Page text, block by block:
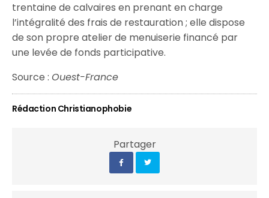
trentaine de calvaires en prenant en charge
l’intégralité des frais de restauration ; elle dispose
de son propre atelier de menuiserie financé par
une levée de fonds participative.
Source :Ouest-France
Rédaction Christianophobie
Partager